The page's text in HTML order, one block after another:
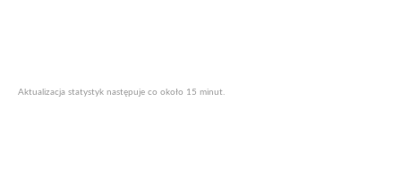
Aktualizacja statystyk następuje co około 15 minut.